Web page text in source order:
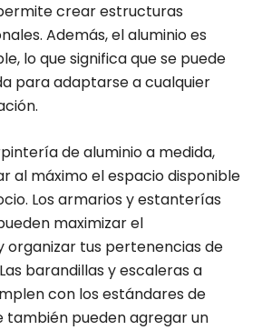
crear estructuras
Además, el aluminio es
lo que significa que se puede
para adaptarse a cualquier
de aluminio a medida,
al máximo el espacio disponible
Los armarios y estanterías
maximizar el
organizar tus pertenencias de
barandillas y escaleras a
con los estándares de
también pueden agregar un